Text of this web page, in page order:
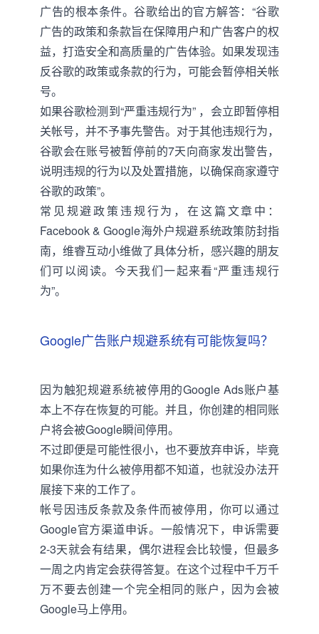
广告的根本条件。谷歌给出的官方解答：“谷歌
广告的政策和条款旨在保障用户和广告客户的权
益，打造安全和高质量的广告体验。如果发现违
反谷歌的政策或条款的行为，可能会暂停相关帐
号。
如果谷歌检测到“严重违规行为” ，会立即暂停相
关帐号，并不予事先警告。对于其他违规行为，
谷歌会在账号被暂停前的7天向商家发出警告，
说明违规的行为以及处置措施，以确保商家遵守
谷歌的政策”。
常见规避政策违规行为，在这篇文章中：
Facebook & Google海外户规避系统政策防封指
南，维睿互动小维做了具体分析，感兴趣的朋友
们可以阅读。今天我们一起来看“严重违规行
为”。
Google广告账户规避系统有可能恢复吗？
因为触犯规避系统被停用的Google Ads账户基
本上不存在恢复的可能。并且，你创建的相同账
户将会被Google瞬间停用。
不过即便是可能性很小，也不要放弃申诉，毕竟
如果你连为什么被停用都不知道，也就没办法开
展接下来的工作了。
帐号因违反条款及条件而被停用，你可以通过
Google官方渠道申诉。一般情况下，申诉需要
2-3天就会有结果，偶尔进程会比较慢，但最多
一周之内肯定会获得答复。在这个过程中千万千
万不要去创建一个完全相同的账户，因为会被
Google马上停用。